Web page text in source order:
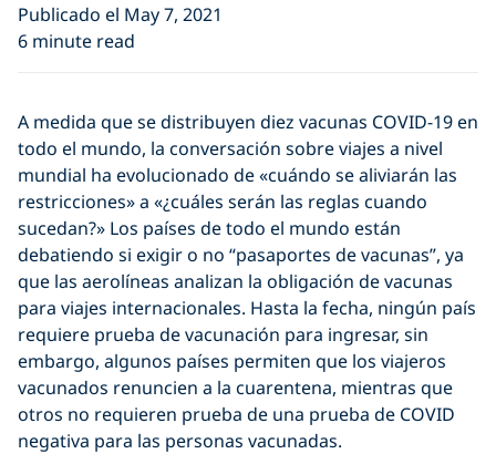
Publicado el May 7, 2021
6 minute read
A medida que se distribuyen diez vacunas COVID-19 en
todo el mundo, la conversación sobre viajes a nivel
mundial ha evolucionado de «cuándo se aliviarán las
restricciones» a «¿cuáles serán las reglas cuando
sucedan?» Los países de todo el mundo están
debatiendo si exigir o no “pasaportes de vacunas”, ya
que las aerolíneas analizan la obligación de vacunas
para viajes internacionales. Hasta la fecha, ningún país
requiere prueba de vacunación para ingresar, sin
embargo, algunos países permiten que los viajeros
vacunados renuncien a la cuarentena, mientras que
otros no requieren prueba de una prueba de COVID
negativa para las personas vacunadas.